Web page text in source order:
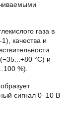
газа в
качества и
°C) и
%).
сигнал 0–10 В